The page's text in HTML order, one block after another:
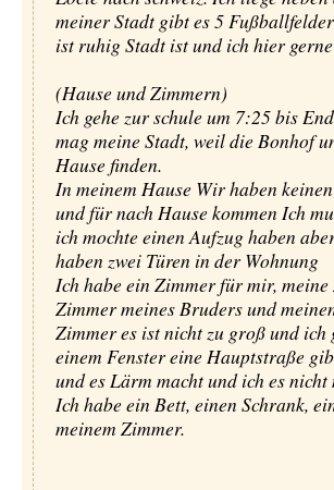
meiner Stadt gibt es 5
ist ruhig Stadt ist und ich hier
(Hause und Zimmern)
Ich gehe zur schule um 7:25 bis
mag meine Stadt, weil die Bonhof
Hause finden.
In meinem Hause Wir haben
und für nach Hause kommen Ich
ich mochte einen Aufzug haben
haben zwei Türen in der Wohnung
Ich habe ein Zimmer für mir,
Zimmer meines Bruders und
Zimmer es ist nicht zu groß und
einem Fenster eine Hauptstraße
und es Lärm macht und ich es nicht
Ich habe ein Bett, einen Schrank,
meinem Zimmer.